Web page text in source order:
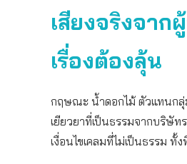
เสียงจริงจาก
เรื่องต้องลุ้น
กฤษณะ น้ำดอกไม้ ตัวแทนกลุ่
เยียวยาที่เป็นธรรมจากบริษั
เงื่อนไขเคลมที่ไม่เป็นธรรม